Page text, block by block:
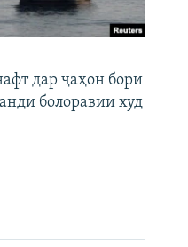
дар ҷаҳон бори
болоравии худ